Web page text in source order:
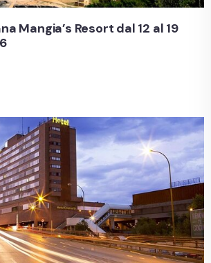
Mangia’s Resort dal 12 al 19